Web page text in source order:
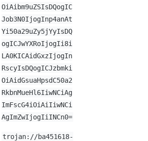
OiAibm9uZSIsDQogIC
Job3N0IjogInp4anAt
Yi50a29uZy5jYyIsDQ
ogICJwYXRoIjogIi8i
LA0KICAidGxzIjogIn
RscyIsDQogICJzbmki
OiAidGsuaHpsdC50a2
RkbnMueHl6IiwNCiAg
ImFscG4iOiAiIiwNCi
AgImZwIjogIiINCn0=
trojan://ba451618-